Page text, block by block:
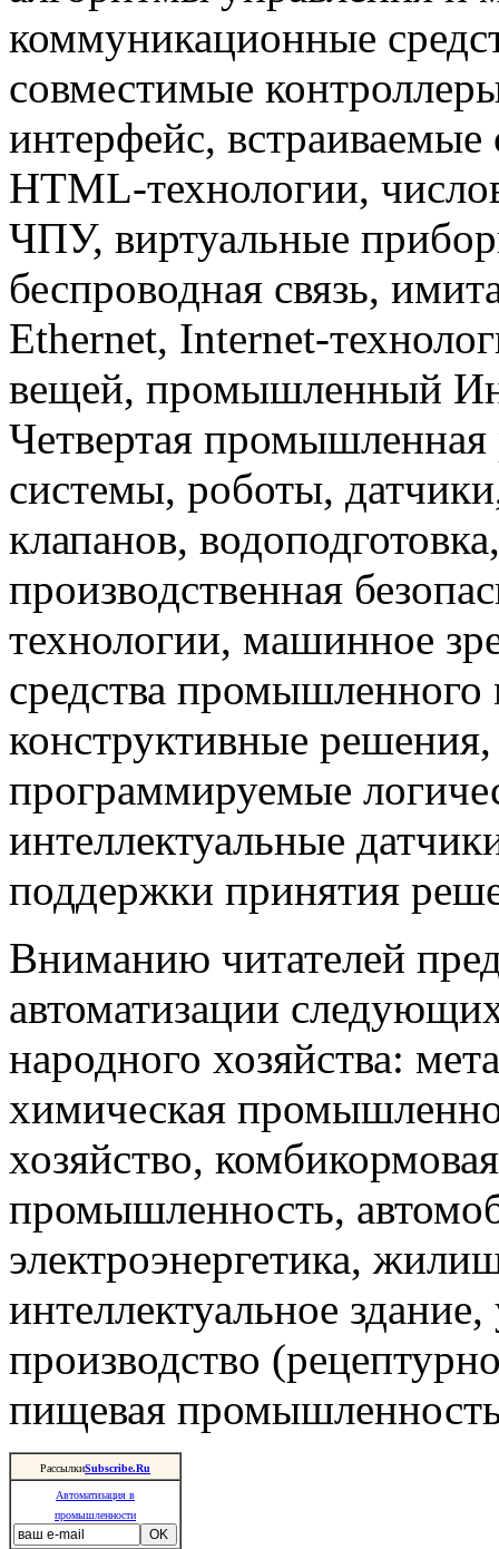
коммуникационные
совместимые
интерфейс,
HTML-технологии,
ЧПУ, виртуальные
беспроводная связь,
Ethernet, Internet-
вещей, промышленный
Четвертая
системы, роботы,
клапанов,
производственная
технологии, машинное
средства
конструктивные
программируемые
интеллектуальные
поддержки принятия
Вниманию читателей
автоматизации
народного хозяйства:
химическая
хозяйство,
промышленность,
электроэнергетика,
интеллектуальное
производство
пищевая
РассылкиSubscribe.Ru
Автоматизация в
промышленности